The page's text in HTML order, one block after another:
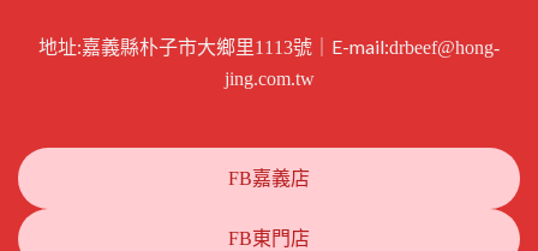
地址:嘉義縣朴子市大鄉里1113號 ｜E-mail:drbeef@hong-
jing.com.tw
FB嘉義店
FB東門店